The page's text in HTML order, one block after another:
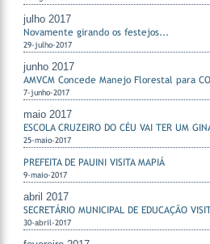
julho 2017
Novamente girando os festejos...
29-julho-2017
junho 2017
AMVCM Concede Manejo Florestal para
7-junho-2017
maio 2017
ESCOLA CRUZEIRO DO CÉU VAI TER UM
25-maio-2017
PREFEITA DE PAUINI VISITA MAPIÁ
9-maio-2017
abril 2017
SECRETÁRIO MUNICIPAL DE EDUCAÇÃO
30-abril-2017